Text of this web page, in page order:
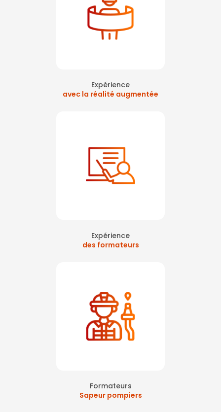
Expérience
avec la réalité augmentée
Expérience
des formateurs
Formateurs
Sapeur pompiers